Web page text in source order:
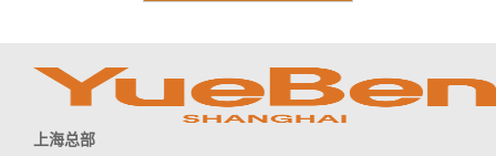
上海总部